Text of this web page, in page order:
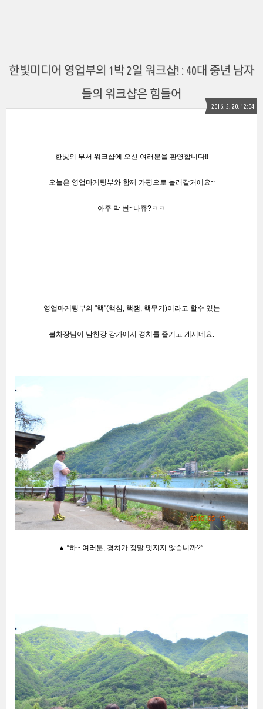
한빛미디어 영업부의 1박 2일 워크샵! : 40대 중년 남자
들의 워크샵은 힘들어
2016. 5. 20. 12:04
한빛의 부서 워크샵에 오신 여러분을 환영합니다!!
오늘은 영업마케팅부와 함께 가평으로 놀러갈거에요~
아주 막 씐~나쥬?ㅋㅋ
영업마케팅부의 "핵"(핵심, 핵잼, 핵무기)이라고 할수 있는
불차장님이 남한강 강가에서 경치를 즐기고 계시네요.
▲ “하~ 여러분, 경치가 정말 멋지지 않습니까?”